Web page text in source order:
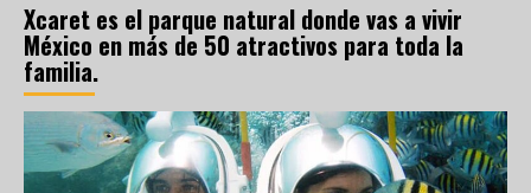
Xcaret es el parque natural donde vas a vivir
México en más de 50 atractivos para toda la
familia.